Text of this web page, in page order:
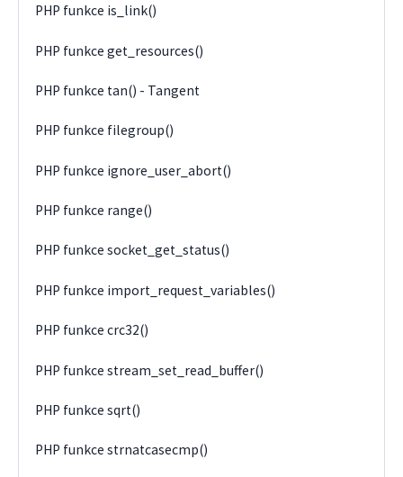
PHP funkce is_link()
PHP funkce get_resources()
PHP funkce tan() - Tangent
PHP funkce filegroup()
PHP funkce ignore_user_abort()
PHP funkce range()
PHP funkce socket_get_status()
PHP funkce import_request_variables()
PHP funkce crc32()
PHP funkce stream_set_read_buffer()
PHP funkce sqrt()
PHP funkce strnatcasecmp()